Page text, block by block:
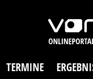
TERMINE